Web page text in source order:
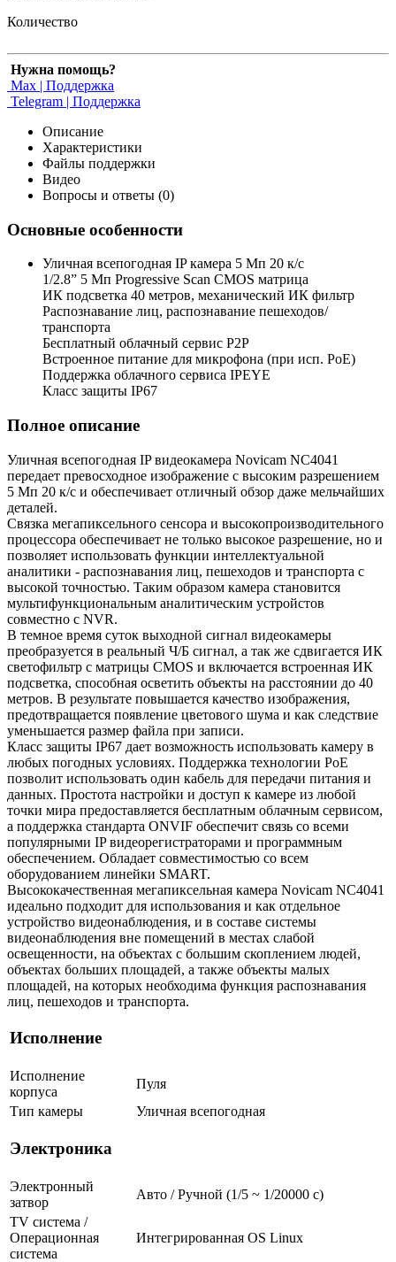
Количество
Нужна помощь?
Max | Поддержка
Telegram | Поддержка
Описание
Характеристики
Файлы поддержки
Видео
Вопросы и ответы (0)
Основные особенности
Уличная всепогодная IP камера 5 Мп 20 к/с
1/2.8” 5 Мп Progressive Scan CMOS матрица
ИК подсветка 40 метров, механический ИК фильтр
Распознавание лиц, распознавание пешеходов/
транспорта
Бесплатный облачный сервис P2P
Встроенное питание для микрофона (при исп. PoE)
Поддержка облачного сервиса IPEYE
Класс защиты IP67
Полное описание
Уличная всепогодная IP видеокамера Novicam NC4041
передает превосходное изображение с высоким разрешением
5 Мп 20 к/с и обеспечивает отличный обзор даже мельчайших
деталей.
Связка мегапиксельного сенсора и высокопроизводительного
процессора обеспечивает не только высокое разрешение, но и
позволяет использовать функции интеллектуальной
аналитики - распознавания лиц, пешеходов и транспорта с
высокой точностью. Таким образом камера становится
мультифункциональным аналитическим устройстов
совместно с NVR.
В темное время суток выходной сигнал видеокамеры
преобразуется в реальный Ч/Б сигнал, а так же сдвигается ИК
светофильтр с матрицы CMOS и включается встроенная ИК
подсветка, способная осветить объекты на расстоянии до 40
метров. В результате повышается качество изображения,
предотвращается появление цветового шума и как следствие
уменьшается размер файла при записи.
Класс защиты IP67 дает возможность использовать камеру в
любых погодных условиях. Поддержка технологии РоЕ
позволит использовать один кабель для передачи питания и
данных. Простота настройки и доступ к камере из любой
точки мира предоставляется бесплатным облачным сервисом,
а поддержка стандарта ONVIF обеспечит связь со всеми
популярными IP видеорегистраторами и программным
обеспечением. Обладает совместимостью со всем
оборудованием линейки SMART.
Высококачественная мегапиксельная камера Novicam NC4041
идеально подходит для использования и как отдельное
устройство видеонаблюдения, и в составе системы
видеонаблюдения вне помещений в местах слабой
освещенности, на объектах с большим скоплением людей,
объектах больших площадей, а также объекты малых
площадей, на которых необходима функция распознавания
лиц, пешеходов и транспорта.
Исполнение
Исполнение
корпуса
Пуля
Тип камеры
Уличная всепогодная
Электроника
Электронный
затвор
Авто / Ручной (1/5 ~ 1/20000 с)
TV система /
Операционная
система
Интегрированная OS Linux